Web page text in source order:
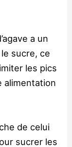
a un
sucre, ce
les pics
alimentation
de celui
sucrer les